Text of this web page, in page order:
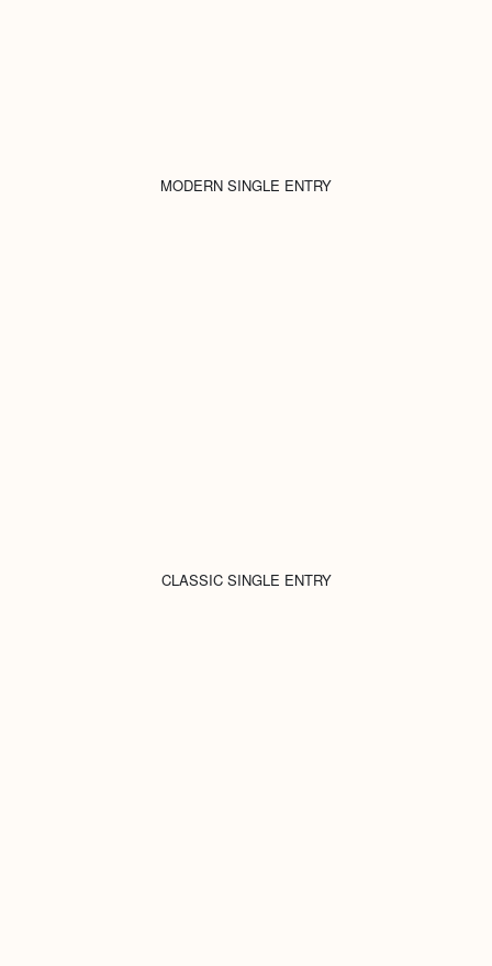
MODERN SINGLE ENTRY
CLASSIC SINGLE ENTRY